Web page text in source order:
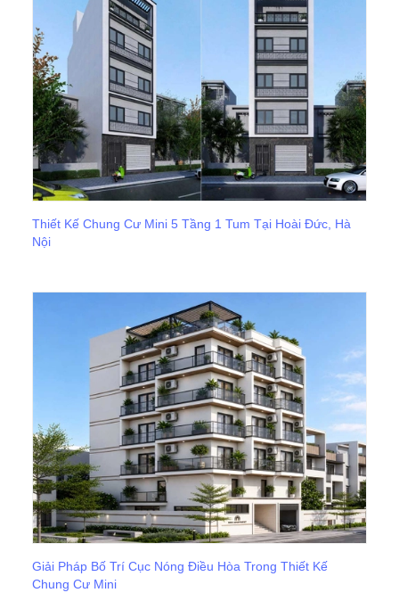
Thiết Kế Chung Cư Mini 5 Tầng 1 Tum Tại Hoài Đức, Hà
Nội
Giải Pháp Bố Trí Cục Nóng Điều Hòa Trong Thiết Kế
Chung Cư Mini